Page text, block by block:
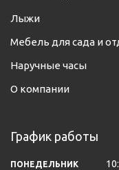
Лыжи
Мебель для сада и
Наручные часы
О компании
График работы
ПОНЕДЕЛЬНИК